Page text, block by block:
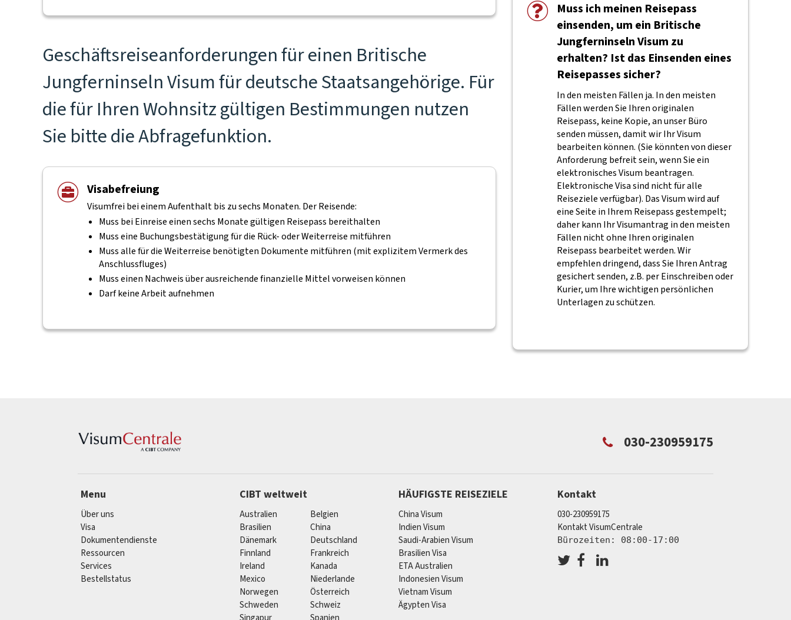
Geschäftsreiseanforderungen für einen Britische
Jungferninseln Visum für deutsche Staatsangehörige. Für
die für Ihren Wohnsitz gültigen Bestimmungen nutzen
Sie bitte die Abfragefunktion.
Visabefreiung
Visumfrei bei einem Aufenthalt bis zu sechs Monaten. Der Reisende:
Muss bei Einreise einen sechs Monate gültigen Reisepass bereithalten
Muss eine Buchungsbestätigung für die Rück- oder Weiterreise mitführen
Muss alle für die Weiterreise benötigten Dokumente mitführen (mit explizitem Vermerk des
Anschlussfluges)
Muss einen Nachweis über ausreichende finanzielle Mittel vorweisen können
Darf keine Arbeit aufnehmen
Muss ich meinen Reisepass
einsenden, um ein Britische
Jungferninseln Visum zu
erhalten? Ist das Einsenden eines
Reisepasses sicher?
In den meisten Fällen ja. In den meisten
Fällen werden Sie Ihren originalen
Reisepass, keine Kopie, an unser Büro
senden müssen, damit wir Ihr Visum
bearbeiten können. (Sie könnten von dieser
Anforderung befreit sein, wenn Sie ein
elektronisches Visum beantragen.
Elektronische Visa sind nicht für alle
Reiseziele verfügbar). Das Visum wird auf
eine Seite in Ihrem Reisepass gestempelt;
daher kann Ihr Visumantrag in den meisten
Fällen nicht ohne Ihren originalen
Reisepass bearbeitet werden. Wir
empfehlen dringend, dass Sie Ihren Antrag
gesichert senden, z.B. per Einschreiben oder
Kurier, um Ihre wichtigen persönlichen
Unterlagen zu schützen.
030-230959175
Menu
Über uns
Visa
Dokumentendienste
Ressourcen
Services
Bestellstatus
CIBT weltweit
Australien
Belgien
Brasilien
China
Dänemark
Deutschland
Finnland
Frankreich
Ireland
Kanada
Mexico
Niederlande
Norwegen
Österreich
Schweden
Schweiz
HÄUFIGSTE REISEZIELE
China Visum
Indien Visum
Saudi-Arabien Visum
Brasilien Visa
ETA Australien
Indonesien Visum
Vietnam Visum
Ägypten Visa
Kontakt
030-230959175
Kontakt VisumCentrale
Bürozeiten: 08:00-17:00